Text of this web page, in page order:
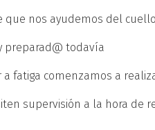
que nos ayudemos del
preparad@ todavía
fatiga comenzamos a
supervisión a la hora de